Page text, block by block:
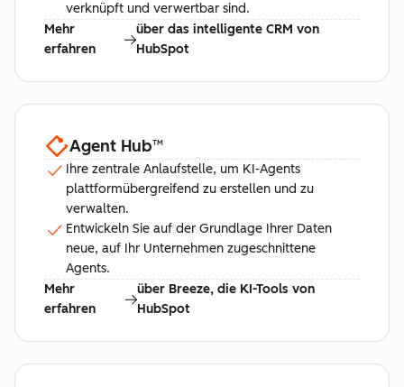
verknüpft und verwertbar sind.
Mehr
erfahren
über das intelligente CRM von
HubSpot
Agent Hub™
Ihre zentrale Anlaufstelle, um KI-Agents
plattformübergreifend zu erstellen und zu
verwalten.
Entwickeln Sie auf der Grundlage Ihrer Daten
neue, auf Ihr Unternehmen zugeschnittene
Agents.
Mehr
erfahren
über Breeze, die KI-Tools von
HubSpot